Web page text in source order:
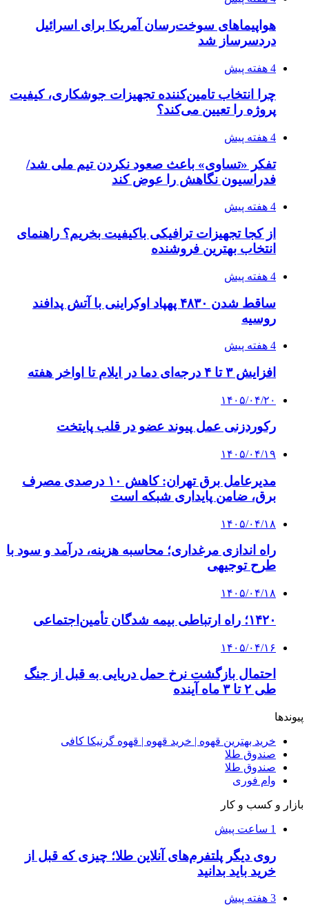
هواپیماهای سوخت‌رسان آمریکا برای اسرائیل
دردسرساز شد
4 هفته پیش
چرا انتخاب تامین‌کننده تجهیزات جوشکاری، کیفیت
پروژه را تعیین می‌کند؟
4 هفته پیش
تفکر «تساوی» باعث صعود نکردن تیم ملی شد/
فدراسیون نگاهش را عوض کند
4 هفته پیش
از کجا تجهیزات ترافیکی باکیفیت بخریم؟ راهنمای
انتخاب بهترین فروشنده
4 هفته پیش
ساقط شدن ۴۸۳۰ پهپاد اوکراینی با آتش پدافند
روسیه
4 هفته پیش
افزایش ۳ تا ۴ درجه‌ای دما در ایلام تا اواخر هفته
۱۴۰۵/۰۴/۲۰
رکوردزنی عمل پیوند عضو در قلب پایتخت
۱۴۰۵/۰۴/۱۹
مدیرعامل برق تهران: کاهش ۱۰ درصدی مصرف
برق، ضامن پایداری شبکه است
۱۴۰۵/۰۴/۱۸
راه اندازی مرغداری؛ محاسبه هزینه، درآمد و سود با
طرح توجیهی
۱۴۰۵/۰۴/۱۸
۱۴۲۰؛ راه ارتباطی بیمه شدگان تأمین‌اجتماعی
۱۴۰۵/۰۴/۱۶
احتمال بازگشت نرخ حمل دریایی به قبل از جنگ
طی ۲ تا ۳ ماه آینده
پیوندها
خرید بهترین قهوه | خرید قهوه | قهوه گرنیکا کافی
صندوق طلا
صندوق طلا
وام فوری
بازار و کسب و کار
1 ساعت پیش
روی دیگر پلتفرم‌های آنلاین طلا؛ چیزی که قبل از
خرید باید بدانید
3 هفته پیش